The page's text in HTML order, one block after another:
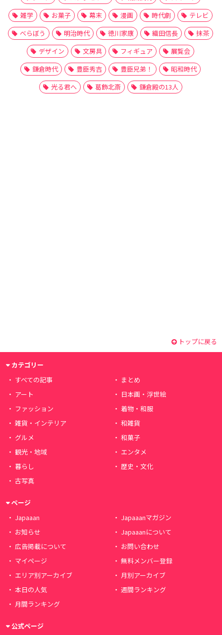
雑学
お菓子 幕末 漫画 時代劇
テレビ
べらぼう
明治時代 徳川家康 織田信長
抹茶
デザイン
文房具 フィギュア
展覧会
鎌倉時代
豊臣秀吉 豊臣兄弟！
昭和時代
光る君へ
葛飾北斎 鎌倉殿の13人
トップに戻る
カテゴリー
すべての記事
まとめ
アート
日本画・浮世絵
ファッション
着物・和服
雑貨・インテリア
和雑貨
グルメ
和菓子
観光・地域
エンタメ
暮らし
歴史・文化
古写真
ページ
Japaaan
Japaaanマガジン
お知らせ
Japaaanについて
広告掲載について
お問い合わせ
マイページ
無料メンバー登録
エリア別アーカイブ
月別アーカイブ
本日の人気
週間ランキング
月間ランキング
公式ページ